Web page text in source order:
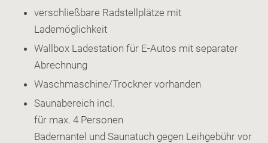
verschließbare Radstellplätze mit
Lademöglichkeit
Wallbox Ladestation für E-Autos mit separater
Abrechnung
Waschmaschine/Trockner vorhanden
Saunabereich incl.
für max. 4 Personen
Bademantel und Saunatuch gegen Leihgebühr vor